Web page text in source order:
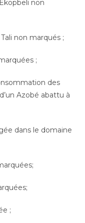
non
non marqués ;
;
des
Azobé abattu à
dans le domaine
;